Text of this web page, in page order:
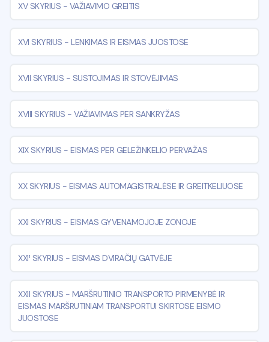
XV SKYRIUS - VAŽIAVIMO GREITIS
XVI SKYRIUS - LENKIMAS IR EISMAS JUOSTOSE
XVII SKYRIUS - SUSTOJIMAS IR STOVĖJIMAS
XVIII SKYRIUS - VAŽIAVIMAS PER SANKRYŽAS
XIX SKYRIUS - EISMAS PER GELEŽINKELIO PERVAŽAS
XX SKYRIUS - EISMAS AUTOMAGISTRALĖSE IR GREITKELIUOSE
XXI SKYRIUS - EISMAS GYVENAMOJOJE ZONOJE
XXI¹ SKYRIUS - EISMAS DVIRAČIŲ GATVĖJE
XXII SKYRIUS - MARŠRUTINIO TRANSPORTO PIRMENYBĖ IR
EISMAS MARŠRUTINIAM TRANSPORTUI SKIRTOSE EISMO
JUOSTOSE